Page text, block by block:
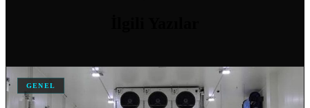
SOĞUK HAVA DEPOSU FIYATLARI VE MALIYET HESAPLAMA
04 Nis 2026
GENEL